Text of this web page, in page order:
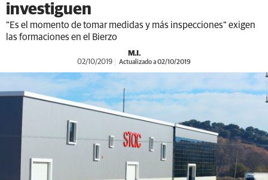
investiguen
"Es el momento de tomar medidas y más inspecciones" exigen
las formaciones en el Bierzo
M.I.
02/10/2019 Actualizado a 02/10/2019